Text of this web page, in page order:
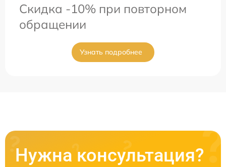
Скидка -10% при повторном
обращении
Узнать подробнее
Нужна консультация?